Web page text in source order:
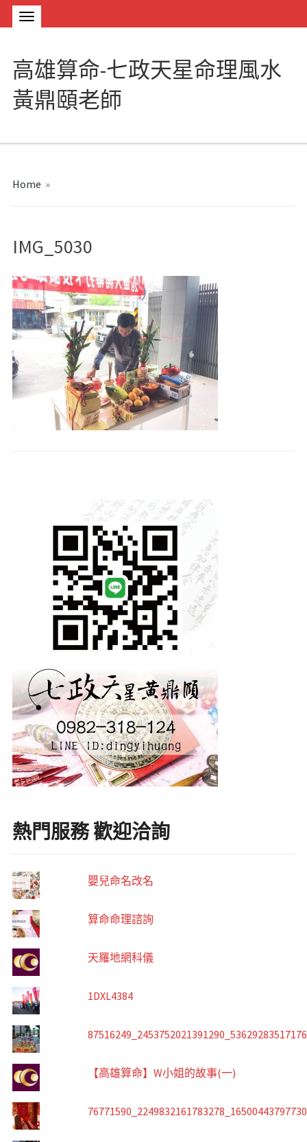
高雄算命-七政天星命理風水
黃鼎頤老師
Home »
IMG_5030
熱門服務 歡迎洽詢
嬰兒命名改名
算命命理諮詢
天羅地網科儀
1DXL4384
【高雄算命】W小姐的故事(一)